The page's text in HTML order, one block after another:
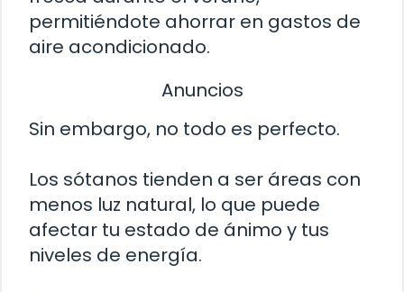
permitiéndote ahorrar en gastos de
aire acondicionado.
Anuncios
Sin embargo, no todo es perfecto.
Los sótanos tienden a ser áreas con
menos luz natural, lo que puede
afectar tu estado de ánimo y tus
niveles de energía.